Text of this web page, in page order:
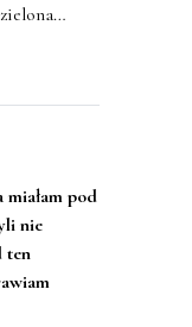
pod
nie
ten